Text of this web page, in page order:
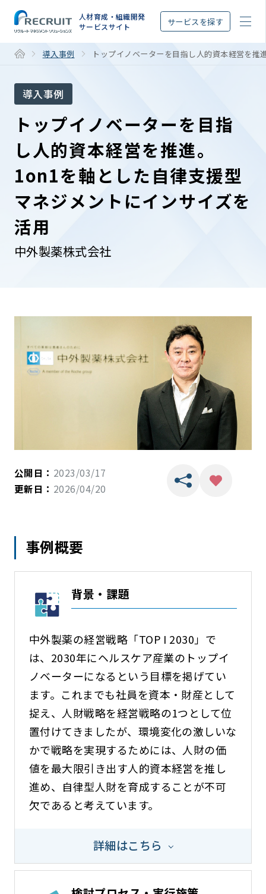
人材育成・組織開発
サービスサイト
サービスを探す
導入事例 トップイノベーターを目指し人的資本経営を
導入事例
トップイノベーターを目指
し人的資本経営を推進。
1on1を軸とした自律支援型
マネジメントにインサイズを
活用
中外製薬株式会社
公開日： 2023/03/17
更新日： 2026/04/20
事例概要
背景・課題
中外製薬の経営戦略「TOP I 2030」で
は、2030年にヘルスケア産業のトップイ
ノベーターになるという目標を掲げてい
ます。これまでも社員を資本・財産として
捉え、人財戦略を経営戦略の1つとして位
置付けてきましたが、環境変化の激しいな
かで戦略を実現するためには、人財の価
値を最大限引き出す人的資本経営を推し
進め、自律型人財を育成することが不可
欠であると考えています。
詳細はこちら